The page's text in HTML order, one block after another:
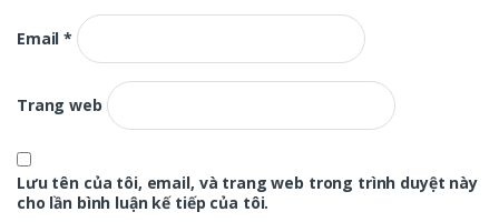
Email*
Trang web
Lưu tên của tôi, email, và trang web trong trình duyệt này
cho lần bình luận kế tiếp của tôi.